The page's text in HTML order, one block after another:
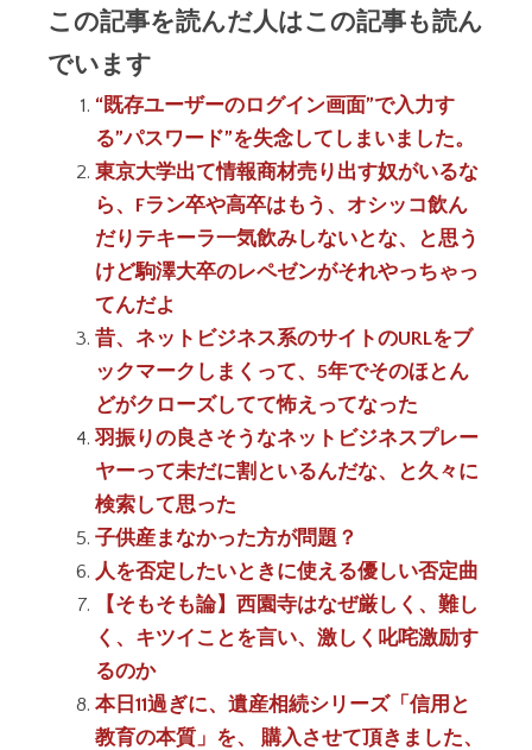
この記事を読んだ人はこの記事も読ん
でいます
“既存ユーザーのログイン画面”で入力す
る”パスワード”を失念してしまいました。
東京大学出て情報商材売り出す奴がいるな
ら、Fラン卒や高卒はもう、オシッコ飲ん
だりテキーラ一気飲みしないとな、と思う
けど駒澤大卒のレペゼンがそれやっちゃっ
てんだよ
昔、ネットビジネス系のサイトのURLをブ
ックマークしまくって、5年でそのほとん
どがクローズしてて怖えってなった
羽振りの良さそうなネットビジネスプレー
ヤーって未だに割といるんだな、と久々に
検索して思った
子供産まなかった方が問題？
人を否定したいときに使える優しい否定曲
【そもそも論】西園寺はなぜ厳しく、難し
く、キツイことを言い、激しく叱咤激励す
るのか
本日11過ぎに、遺産相続シリーズ「信用と
教育の本質」を、 購入させて頂きました、